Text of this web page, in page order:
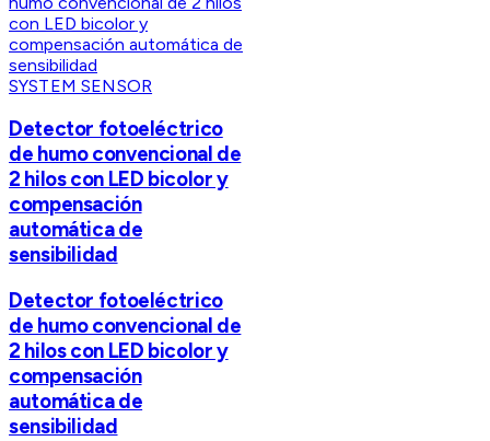
SYSTEM SENSOR
Detector fotoeléctrico
de humo convencional de
2 hilos con LED bicolor y
compensación
automática de
sensibilidad
Detector fotoeléctrico
de humo convencional de
2 hilos con LED bicolor y
compensación
automática de
sensibilidad